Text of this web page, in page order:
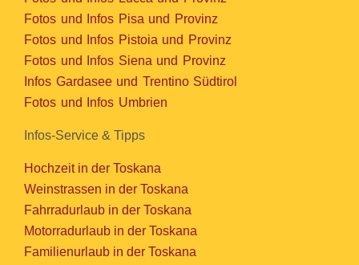
Fotos und Infos Pisa und Provinz
Fotos und Infos Pistoia und Provinz
Fotos und Infos Siena und Provinz
Infos Gardasee und Trentino Südtirol
Fotos und Infos Umbrien
Infos-Service & Tipps
Hochzeit in der Toskana
Weinstrassen in der Toskana
Fahrradurlaub in der Toskana
Motorradurlaub in der Toskana
Familienurlaub in der Toskana